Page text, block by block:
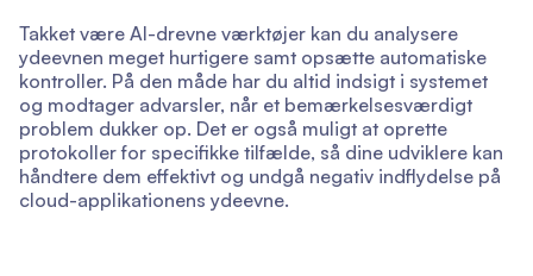
Takket være AI-drevne værktøjer kan du analysere
ydeevnen meget hurtigere samt opsætte automatiske
kontroller. På den måde har du altid indsigt i systemet
og modtager advarsler, når et bemærkelsesværdigt
problem dukker op. Det er også muligt at oprette
protokoller for specifikke tilfælde, så dine udviklere kan
håndtere dem effektivt og undgå negativ indflydelse på
cloud-applikationens ydeevne.